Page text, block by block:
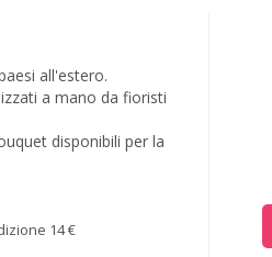
all'estero.
a mano da fioristi
disponibili per la
14 €